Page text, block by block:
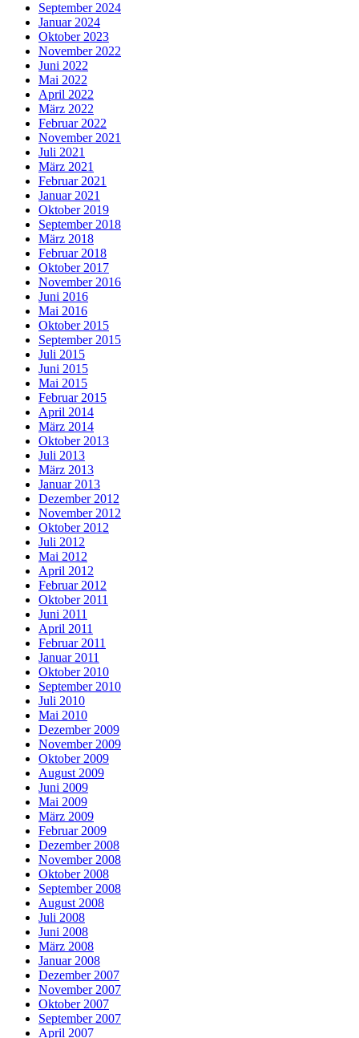
September 2024
Januar 2024
Oktober 2023
November 2022
Juni 2022
Mai 2022
April 2022
März 2022
Februar 2022
November 2021
Juli 2021
März 2021
Februar 2021
Januar 2021
Oktober 2019
September 2018
März 2018
Februar 2018
Oktober 2017
November 2016
Juni 2016
Mai 2016
Oktober 2015
September 2015
Juli 2015
Juni 2015
Mai 2015
Februar 2015
April 2014
März 2014
Oktober 2013
Juli 2013
März 2013
Januar 2013
Dezember 2012
November 2012
Oktober 2012
Juli 2012
Mai 2012
April 2012
Februar 2012
Oktober 2011
Juni 2011
April 2011
Februar 2011
Januar 2011
Oktober 2010
September 2010
Juli 2010
Mai 2010
Dezember 2009
November 2009
Oktober 2009
August 2009
Juni 2009
Mai 2009
März 2009
Februar 2009
Dezember 2008
November 2008
Oktober 2008
September 2008
August 2008
Juli 2008
Juni 2008
März 2008
Januar 2008
Dezember 2007
November 2007
Oktober 2007
September 2007
April 2007